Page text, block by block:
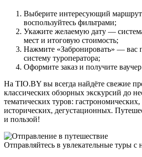
Выберите интересующий маршрут
воспользуйтесь фильтрами;
Укажите желаемую дату —
мест и итоговую стоимость;
Нажмите «Забронировать» — вас
систему туроператора;
Оформите заказ и получите
На TIO.BY вы всегда найдёте свежие
классических обзорных экскурсий до
тематических туров:
исторических, дегустационных.
и пользой!
Отправляйтесь в увлекательные туры с